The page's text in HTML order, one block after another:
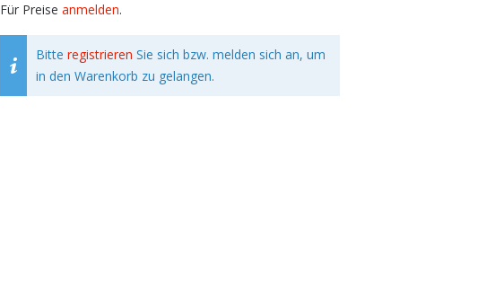
Für Preise anmelden.
Bitteregistrieren Sie sich bzw. melden sich an, um
in den Warenkorb zu gelangen.